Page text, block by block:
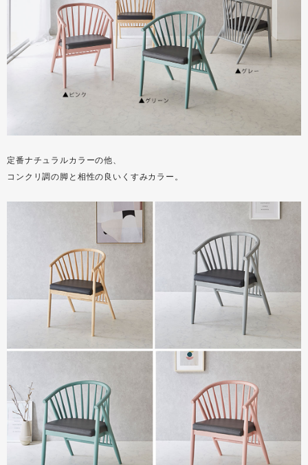
定番ナチュラルカラーの他、
コンクリ調の脚と相性の良いくすみカラー。